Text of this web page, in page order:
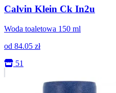
Calvin Klein Ck In2u
Woda toaletowa 150 ml
od 84.05 zł
51